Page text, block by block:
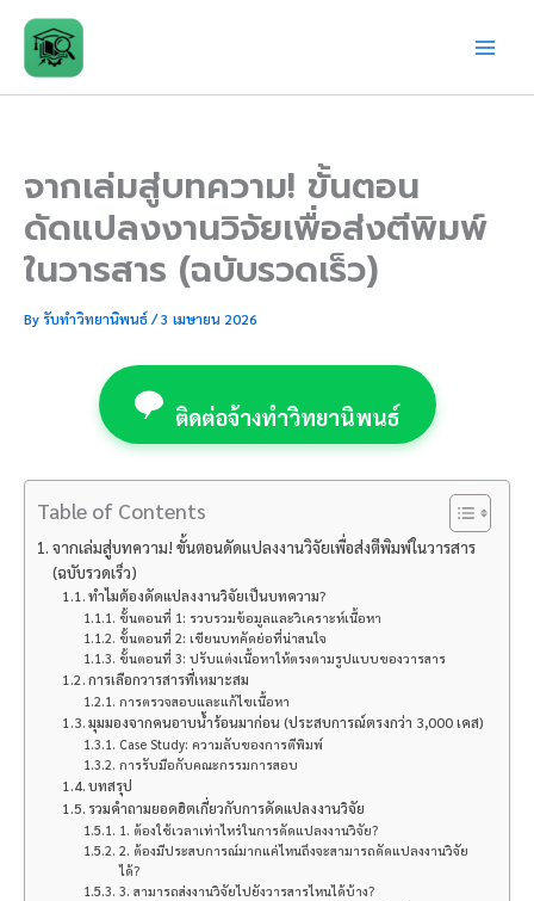
content
จากเล่มสู่บทความ! ขั้นตอน
ดัดแปลงงานวิจัยเพื่อส่งตีพิมพ์
ในวารสาร (ฉบับรวดเร็ว)
Byรับทำวิทยานิพนธ์/3 เมษายน 2026
ติดต่อจ้างทำวิทยานิพนธ์
Table of Contents
จากเล่มสู่บทความ! ขั้นตอนดัดแปลงงานวิจัยเพื่อส่งตีพิมพ์ในวารสาร
(ฉบับรวดเร็ว)
ทำไมต้องดัดแปลงงานวิจัยเป็นบทความ?
ขั้นตอนที่ 1: รวบรวมข้อมูลและวิเคราะห์เนื้อหา
ขั้นตอนที่ 2: เขียนบทคัดย่อที่น่าสนใจ
ขั้นตอนที่ 3: ปรับแต่งเนื้อหาให้ตรงตามรูปแบบของวารสาร
การเลือกวารสารที่เหมาะสม
การตรวจสอบและแก้ไขเนื้อหา
มุมมองจากคนอาบน้ำร้อนมาก่อน (ประสบการณ์ตรงกว่า 3,000 เคส)
Case Study: ความลับของการตีพิมพ์
การรับมือกับคณะกรรมการสอบ
บทสรุป
รวมคำถามยอดฮิตเกี่ยวกับการดัดแปลงงานวิจัย
1. ต้องใช้เวลาเท่าไหร่ในการดัดแปลงงานวิจัย?
2. ต้องมีประสบการณ์มากแค่ไหนถึงจะสามารถดัดแปลงงานวิจัย
ได้?
3. สามารถส่งงานวิจัยไปยังวารสารไหนได้บ้าง?